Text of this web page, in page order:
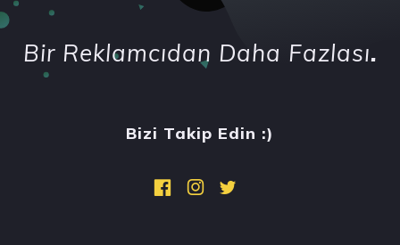
Bir Reklamcıdan Daha Fazlası.
Bizi Takip Edin :)